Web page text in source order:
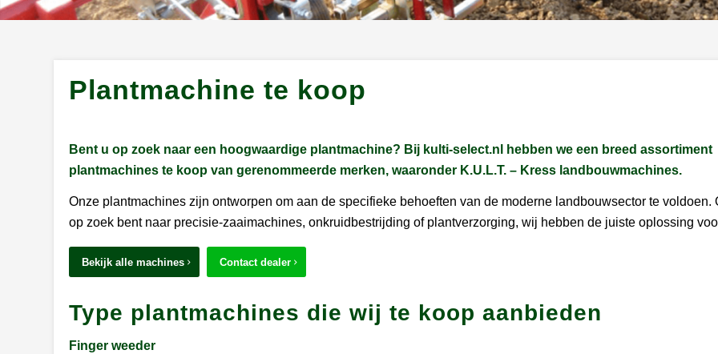
Plantmachine te koop
Bent u op zoek naar een hoogwaardige plantmachine? Bij kulti-select.nl hebben we een breed assortiment
plantmachines te koop van gerenommeerde merken, waaronder K.U.L.T. – Kress landbouwmachines.
Onze plantmachines zijn ontworpen om aan de specifieke behoeften van de moderne landbouwsector te voldoen.
op zoek bent naar precisie-zaaimachines, onkruidbestrijding of plantverzorging, wij hebben de juiste oplossing
Bekijk alle machines Contact dealer
Type plantmachines die wij te koop aanbieden
Finger weeder